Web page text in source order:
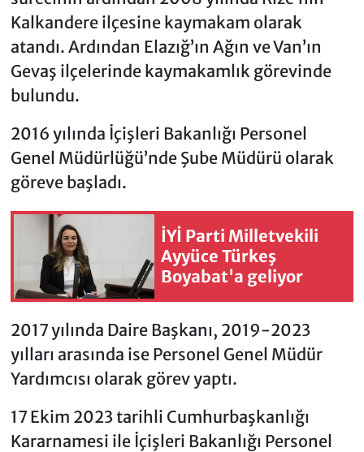
Kalkandere ilçesine kaymakam olarak
atandı. Ardından Elazığ’ın Ağın ve Van’ın
Gevaş ilçelerinde kaymakamlık görevinde
bulundu.
2016 yılında İçişleri Bakanlığı Personel
Genel Müdürlüğü’nde Şube Müdürü olarak
göreve başladı.
İYİ Parti Milletvekili
Ayyüce Türkeş
Boyabat'a geliyor
2017 yılında Daire Başkanı, 2019-2023
yılları arasında ise Personel Genel Müdür
Yardımcısı olarak görev yaptı.
17 Ekim 2023 tarihli Cumhurbaşkanlığı
Kararnamesi ile İçişleri Bakanlığı Personel